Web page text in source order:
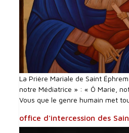
La Prière Mariale de Saint
notre Médiatrice » : « Ô Marie,
Vous que le genre humain met
office d'intercession des